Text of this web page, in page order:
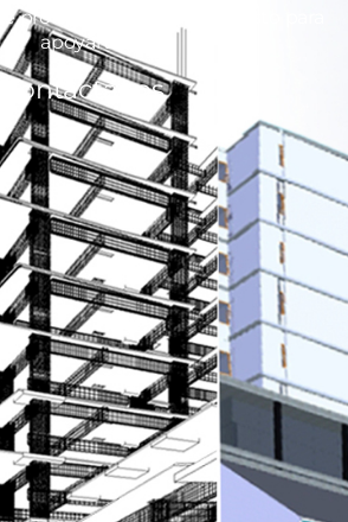
profesionales está dispuesto para
apoyarte.
Contáctanos